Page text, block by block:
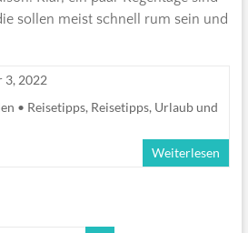
sollen meist schnell rum sein und
3, 2022
• Reisetipps, Reisetipps, Urlaub und
Weiterlesen